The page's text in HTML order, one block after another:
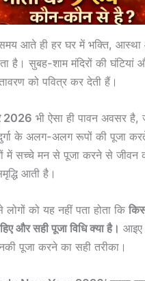
समय आते ही हर घर में भक्ति,
है। सुबह-शाम मंदिरों की घंटियां
को पवित्र कर देती हैं।
2026 भी ऐसा ही पावन अवसर
के अलग-अलग रूपों की पूजा
में सच्चे मन से पूजा करने से जीवन
आती है।
को यह नहीं पता होता कि
और सही पूजा विधि क्या है। आइए
पूजा करने का सही तरीका।